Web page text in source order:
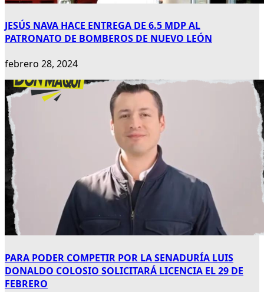
JESÚS NAVA HACE ENTREGA DE 6.5 MDP AL
PATRONATO DE BOMBEROS DE NUEVO LEÓN
febrero 28, 2024
PARA PODER COMPETIR POR LA SENADURÍA LUIS
DONALDO COLOSIO SOLICITARÁ LICENCIA EL 29 DE
FEBRERO